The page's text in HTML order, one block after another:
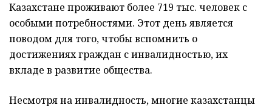
Казахстане проживают более 719 тыс. человек с
особыми потребностями. Этот день является
поводом для того, чтобы вспомнить о
достижениях граждан с инвалидностью, их
вкладе в развитие общества.
Несмотря на инвалидность, многие казахстанцы